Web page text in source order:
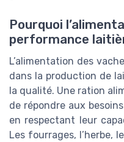
Pourquoi
performance
L’alimentation des
dans la production de
la qualité. Une ration
de répondre aux
en respectant leur
Les fourrages, l’herbe,